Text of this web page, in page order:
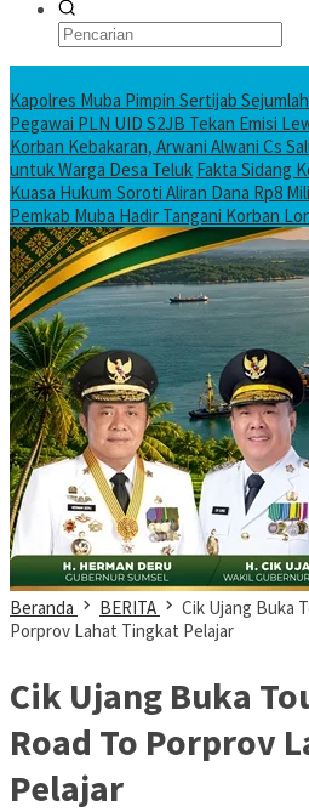
Kapolres Muba Pimpin Sertijab
Pegawai PLN UID S2JB Tekan Emisi
Korban Kebakaran, Arwani Alwani Cs
untuk Warga Desa Teluk Fakta Sidang
Kuasa Hukum Soroti Aliran Dana Rp8
Pemkab Muba Hadir Tangani Korban
Beranda BERITA
Cik Ujang Buka
Porprov Lahat Tingkat Pelajar
Cik Ujang Buka
Road To Porprov
Pelajar